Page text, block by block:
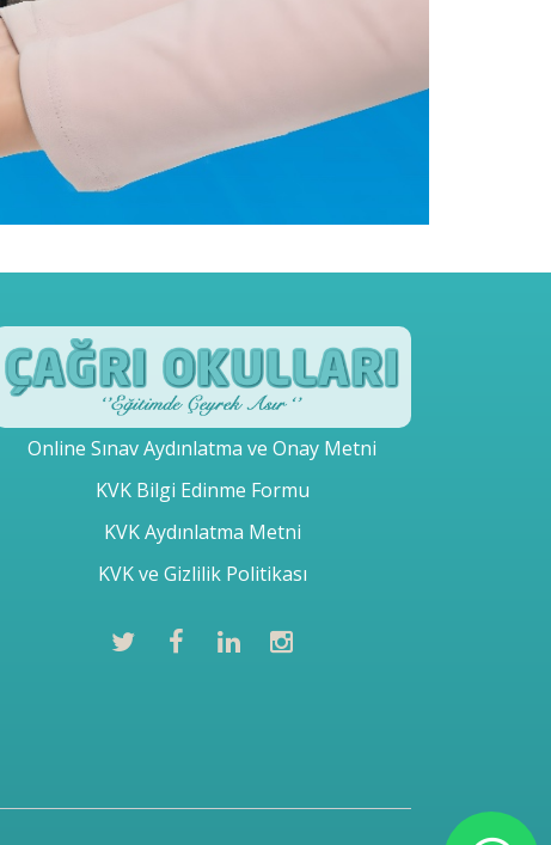
Online Sınav Aydınlatma ve Onay Metni
KVK Bilgi Edinme Formu
KVK Aydınlatma Metni
KVK ve Gizlilik Politikası